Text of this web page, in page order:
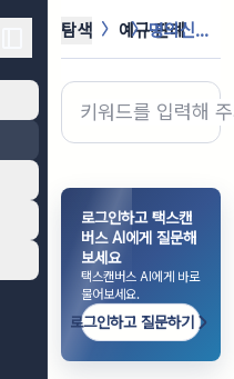
탐색 예규·판례 명의신탁 주식으로 증여를 받지 않았다...
로그인하고 택스캔
버스 AI에게 질문해
보세요
택스캔버스 AI에게 바로
물어보세요.
로그인하고 질문하기